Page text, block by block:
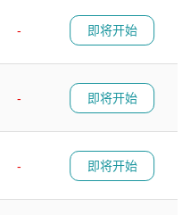
-
即将开始
-
即将开始
-
即将开始